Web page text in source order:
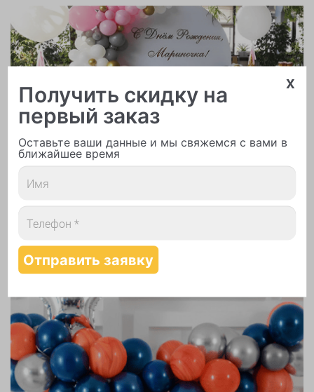
Арки и гирлянды из шаров
Надутие шаров гелием
x
Получить скидку на
первый заказ
Оставьте ваши данные и мы свяжемся с вами в
ближайшее время